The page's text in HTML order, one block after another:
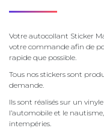
Votre autocollant Sticker
votre commande afin de
rapide que possible.
Tous nos stickers sont
demande.
Ils sont réalisés sur un
l’automobile et le
intempéries.